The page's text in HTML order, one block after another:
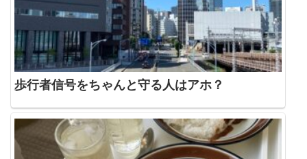
歩行者信号をちゃんと守る人はアホ？